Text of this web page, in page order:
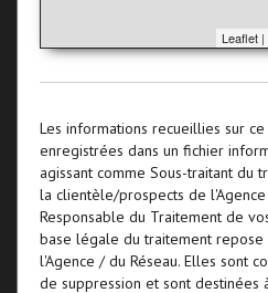
Leaflet |
Les informations recueillies sur
enregistrées dans un fichier
agissant comme Sous-traitant du
la clientèle/prospects de
Responsable du Traitement de
base légale du traitement
l'Agence / du Réseau. Elles sont
de suppression et sont destinées